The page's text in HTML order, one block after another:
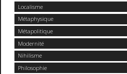
Localisme
Métaphysique
Métapolitique
Modernité
Nihilisme
Philosophie